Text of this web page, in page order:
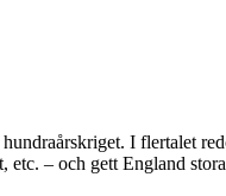
I flertalet
– och gett England